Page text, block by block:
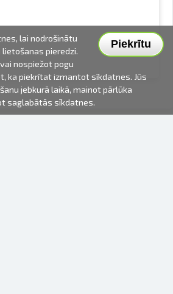
Piekrītu
lai nodrošinātu
pieredzi.
nospiežot pogu
ka piekrītat izmantot sīkdatnes. Jūs
jebkurā laikā, mainot pārlūka
saglabātās sīkdatnes.